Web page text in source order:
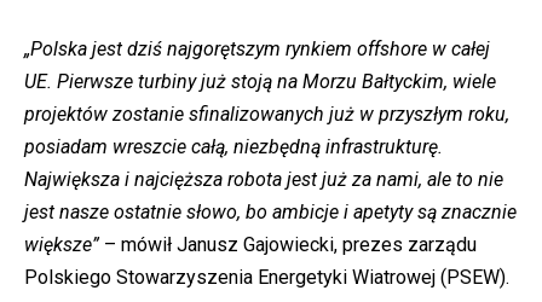
„Polska jest dziś najgorętszym rynkiem offshore w całej
UE. Pierwsze turbiny już stoją na Morzu Bałtyckim, wiele
projektów zostanie sfinalizowanych już w przyszłym roku,
posiadam wreszcie całą, niezbędną infrastrukturę.
Największa i najcięższa robota jest już za nami, ale to nie
jest nasze ostatnie słowo, bo ambicje i apetyty są znacznie
większe”– mówił Janusz Gajowiecki, prezes zarządu
Polskiego Stowarzyszenia Energetyki Wiatrowej (PSEW).